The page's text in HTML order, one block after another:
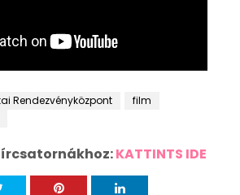
Rendezvényközpont
film
KATTINTS IDE